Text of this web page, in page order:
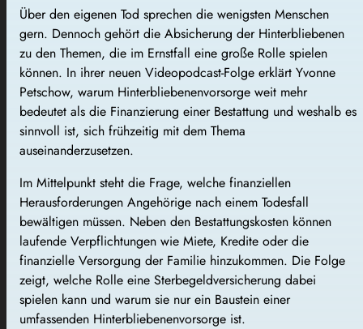
Über den eigenen Tod sprechen die wenigsten Menschen
gern. Dennoch gehört die Absicherung der Hinterbliebenen
zu den Themen, die im Ernstfall eine große Rolle spielen
können. In ihrer neuen Videopodcast-Folge erklärt Yvonne
Petschow, warum Hinterbliebenenvorsorge weit mehr
bedeutet als die Finanzierung einer Bestattung und weshalb es
sinnvoll ist, sich frühzeitig mit dem Thema
auseinanderzusetzen.
Im Mittelpunkt steht die Frage, welche finanziellen
Herausforderungen Angehörige nach einem Todesfall
bewältigen müssen. Neben den Bestattungskosten können
laufende Verpflichtungen wie Miete, Kredite oder die
finanzielle Versorgung der Familie hinzukommen. Die Folge
zeigt, welche Rolle eine Sterbegeldversicherung dabei
spielen kann und warum sie nur ein Baustein einer
umfassenden Hinterbliebenenvorsorge ist.